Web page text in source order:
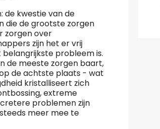
de kwestie van de
die de grootste zorgen
zorgen over
zijn het er vrij
probleem is.
de meeste zorgen baart,
de achtste plaats - wat
kristalliseert zich
extreme
problemen zijn
meer mee te